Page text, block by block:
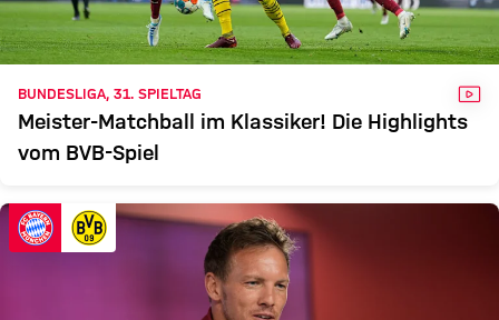
BUNDESLIGA, 31. SPIELTAG
Meister-Matchball im Klassiker! Die Highlights
vom BVB-Spiel